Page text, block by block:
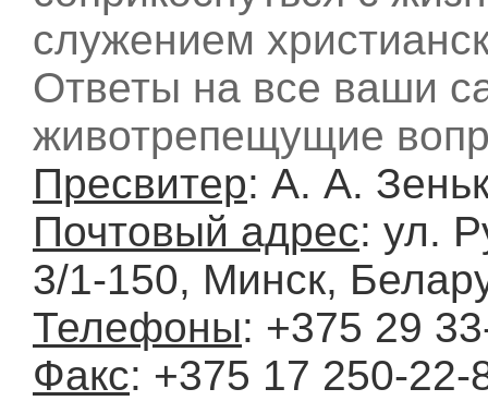
служением
Ответы на все ваши
животрепещущие
Пресвитер: А. А.
Почтовый адрес: ул.
3/1-150, Минск,
Телефоны: +375 29
Факс: +375 17 250-22-